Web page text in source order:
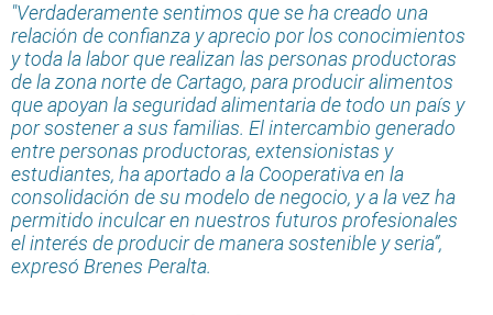
"Verdaderamente sentimos que se ha creado una
relación de confianza y aprecio por los conocimientos
y toda la labor que realizan las personas productoras
de la zona norte de Cartago, para producir alimentos
que apoyan la seguridad alimentaria de todo un país y
por sostener a sus familias. El intercambio generado
entre personas productoras, extensionistas y
estudiantes, ha aportado a la Cooperativa en la
consolidación de su modelo de negocio, y a la vez ha
permitido inculcar en nuestros futuros profesionales
el interés de producir de manera sostenible y seria”,
expresó Brenes Peralta.